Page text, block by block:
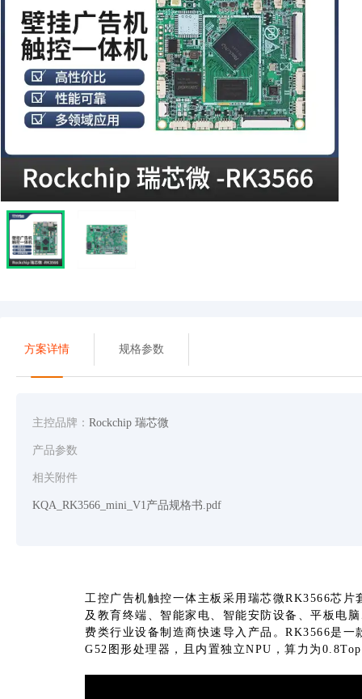
方案详情 规格参数
主控品牌： Rockchip 瑞芯微
产品参数
相关附件
KQA_RK3566_mini_V1产品规格书.pdf
工控广告机触控一体主板采用瑞芯微RK3566芯
及教育终端、智能家电、智能安防设备、平板电
费类行业设备制造商快速导入产品。RK3566是
G52图形处理器，且内置独立NPU，算力为